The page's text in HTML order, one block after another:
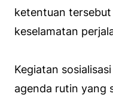
ketentuan
keselamatan
Kegiatan
agenda rutin yang